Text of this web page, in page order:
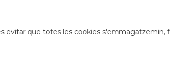
evitar que totes les cookies s'emmagatzemin,